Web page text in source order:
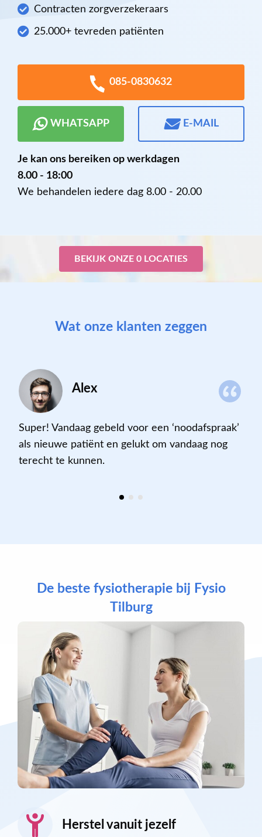
Contracten zorgverzekeraars
25.000+ tevreden patiënten
085-0830632
WHATSAPP E-MAIL
Je kan ons bereiken op werkdagen
8.00 - 18:00
We behandelen iedere dag 8.00 - 20.00
BEKIJK ONZE 0 LOCATIES
Wat onze klanten zeggen
Alex
Super! Vandaag gebeld voor een ‘noodafspraak’
als nieuwe patiënt en gelukt om vandaag nog
terecht te kunnen.
De beste fysiotherapie bij Fysio
Tilburg
Herstel vanuit jezelf